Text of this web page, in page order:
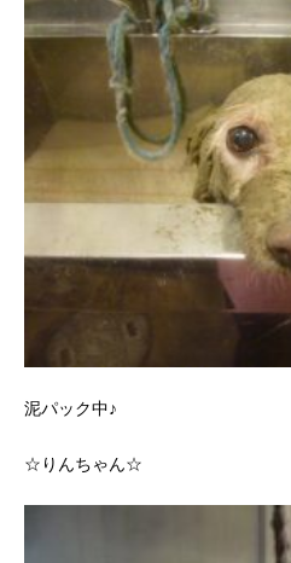
泥パック中♪
☆りんちゃん☆